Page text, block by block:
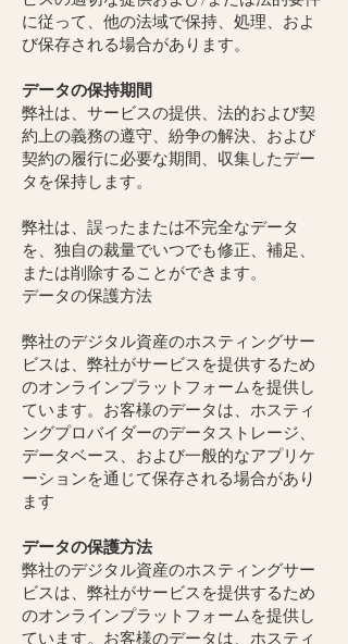
に従って、他の法域で保持、処理、およ
び保存される場合があります。
データの保持期間
弊社は、サービスの提供、法的および契
約上の義務の遵守、紛争の解決、および
契約の履行に必要な期間、収集したデー
タを保持します。
弊社は、誤ったまたは不完全なデータ
を、独自の裁量でいつでも修正、補足、
または削除することができます。
データの保護方法
弊社のデジタル資産のホスティングサー
ビスは、弊社がサービスを提供するため
のオンラインプラットフォームを提供し
ています。お客様のデータは、ホスティ
ングプロバイダーのデータストレージ、
データベース、および一般的なアプリケ
ーションを通じて保存される場合があり
ます
データの保護方法
弊社のデジタル資産のホスティングサー
ビスは、弊社がサービスを提供するため
のオンラインプラットフォームを提供し
ています。お客様のデータは、ホスティ